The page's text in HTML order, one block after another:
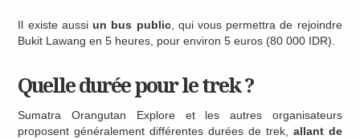
Il existe aussiun bus public, qui vous permettra de rejoindre
Bukit Lawang en 5 heures, pour environ 5 euros (80 000 IDR).
Quelle durée pour le trek ?
Sumatra Orangutan Explore et les autres organisateurs
proposent généralement différentes durées de trek, allant de